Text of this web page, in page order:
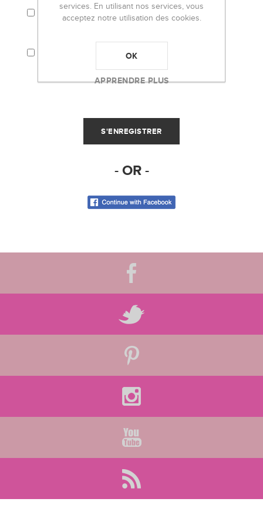
J'ACCEPTE LES TERMES ET CONDITIONS ET
LA POLITIQUE DE CONFIDENTIALITÉ.
SOIENT UTILISÉES POUR L'ENVOI DE LA
- OR -
services. En utilisant nos services, vous
acceptez notre utilisation des cookies.
OK
APPRENDRE PLUS